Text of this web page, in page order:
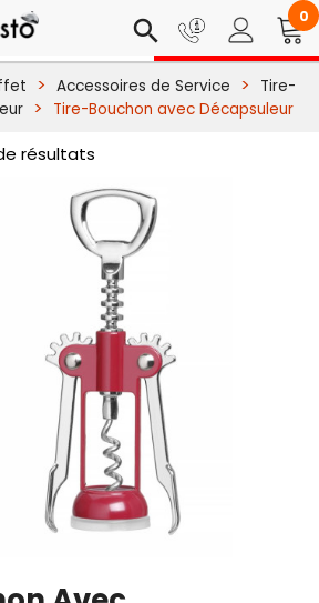
search 0
Accessoires de Service
Tire-
Tire-Bouchon avec Décapsuleur
résultats